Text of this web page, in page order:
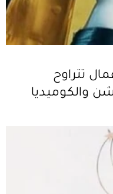
2022... أعمال تتراوح
والكوميديا